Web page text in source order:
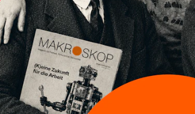
ARCHIV
Die USA, der
Merkantilismus und
VonHeiner Flassbeck